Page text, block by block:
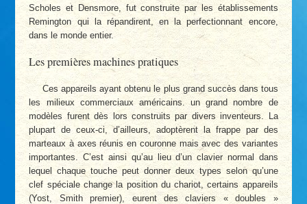
Scholes et Densmore, fut construite par les établissements
Remington qui la répandirent, en la perfectionnant encore,
dans le monde entier.
Les premières machines pratiques
Ces appareils ayant obtenu le plus grand succès dans tous
les milieux commerciaux américains. un grand nombre de
modèles furent dès lors construits par divers inventeurs. La
plupart de ceux-ci, d’ailleurs, adoptèrent la frappe par des
marteaux à axes réunis en couronne mais avec des variantes
importantes. C’est ainsi qu’au lieu d’un clavier normal dans
lequel chaque touche peut donner deux types selon qu’une
clef spéciale change la position du chariot, certains appareils
(Yost, Smith premier), eurent des claviers « doubles »